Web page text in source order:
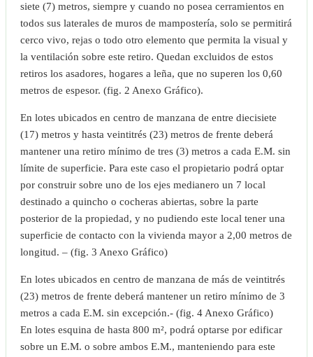
siete (7) metros, siempre y cuando no posea cerramientos en
todos sus laterales de muros de mampostería, solo se permitirá
cerco vivo, rejas o todo otro elemento que permita la visual y
la ventilación sobre este retiro. Quedan excluidos de estos
retiros los asadores, hogares a leña, que no superen los 0,60
metros de espesor. (fig. 2 Anexo Gráfico).
En lotes ubicados en centro de manzana de entre diecisiete
(17) metros y hasta veintitrés (23) metros de frente deberá
mantener una retiro mínimo de tres (3) metros a cada E.M. sin
límite de superficie. Para este caso el propietario podrá optar
por construir sobre uno de los ejes medianero un 7 local
destinado a quincho o cocheras abiertas, sobre la parte
posterior de la propiedad, y no pudiendo este local tener una
superficie de contacto con la vivienda mayor a 2,00 metros de
longitud. – (fig. 3 Anexo Gráfico)
En lotes ubicados en centro de manzana de más de veintitrés
(23) metros de frente deberá mantener un retiro mínimo de 3
metros a cada E.M. sin excepción.- (fig. 4 Anexo Gráfico)
En lotes esquina de hasta 800 m², podrá optarse por edificar
sobre un E.M. o sobre ambos E.M., manteniendo para este